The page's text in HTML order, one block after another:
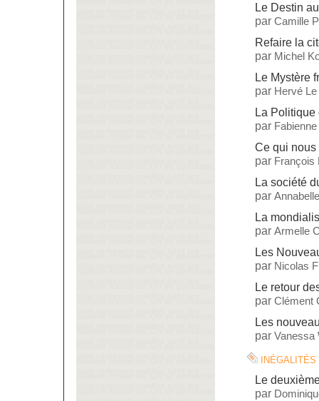
Le Destin
par Camille
Refaire la
par Michel
Le Mystère
par Hervé
La Politique
par
Ce qui nous
par François
La société
par
La
par Armelle
Les
par Nicolas
Le retour
par Clément
Les
par Vanessa
inégalités
Le
par